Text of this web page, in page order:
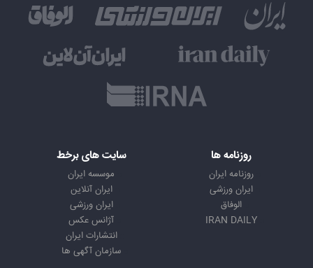
روزنامه ها
روزنامه ایران
ایران ورزشی
الوفاق
IRAN DAILY
سایت های برخط
موسسه ایران
ایران آنلاین
ایران ورزشی
آژانس عکس
انتشارات ایران
سازمان آگهی ها